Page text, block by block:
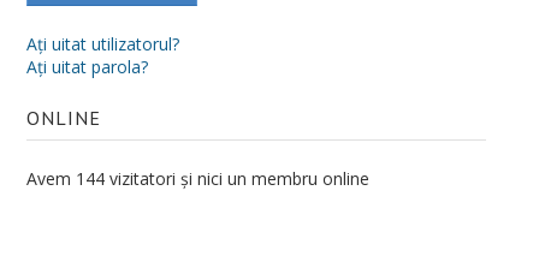
Aţi uitat utilizatorul?
Aţi uitat parola?
ONLINE
Avem 144 vizitatori și nici un membru online